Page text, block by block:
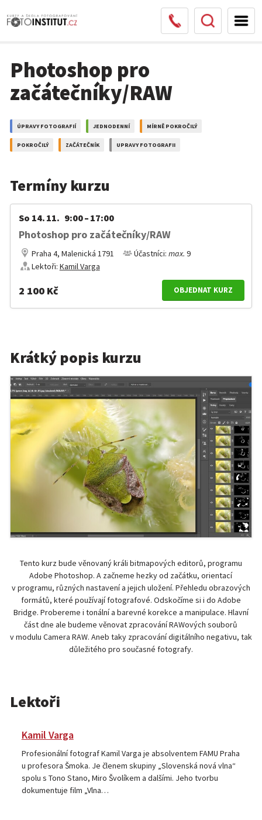
Photoshop pro
začátečníky/RAW
ÚPRAVY FOTOGRAFIÍ JEDNODENNÍ MÍRNĚ POKROČILÝ
POKROČILÝ ZAČÁTEČNÍK UPRAVY FOTOGRAFII
Termíny kurzu
So 14. 11. 9:00 – 17:00
Photoshop pro začátečníky/RAW
Praha 4, Malenická 1791 Účastníci: max. 9
Lektoři: Kamil Varga
2 100 Kč OBJEDNAT KURZ
Krátký popis kurzu
Tento kurz bude věnovaný králi bitmapových editorů, programu
Adobe Photoshop. A začneme hezky od začátku, orientací
v programu, různých nastavení a jejich uložení. Přehledu obrazových
formátů, které používají fotografové. Odskočíme si i do Adobe
Bridge. Probereme i tonální a barevné korekce a manipulace. Hlavní
část dne ale budeme věnovat zpracování RAWových souborů
v modulu Camera RAW. Aneb taky zpracování digitálního negativu, tak
důležitého pro současné fotografy.
Lektoři
Kamil Varga
Profesionální fotograf Kamil Varga je absolventem FAMU Praha
u profesora Šmoka. Je členem skupiny „Slovenská nová vlna“
spolu s Tono Stano, Miro Švolíkem a dalšími. Jeho tvorbu
dokumentuje film „Vlna…